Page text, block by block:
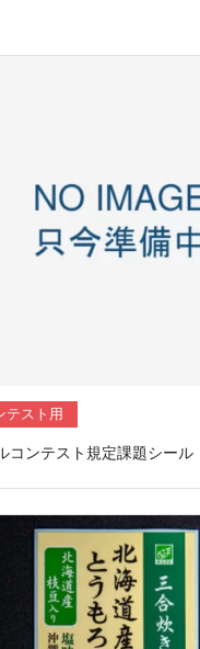
テスト用
コンテスト規定課題シール